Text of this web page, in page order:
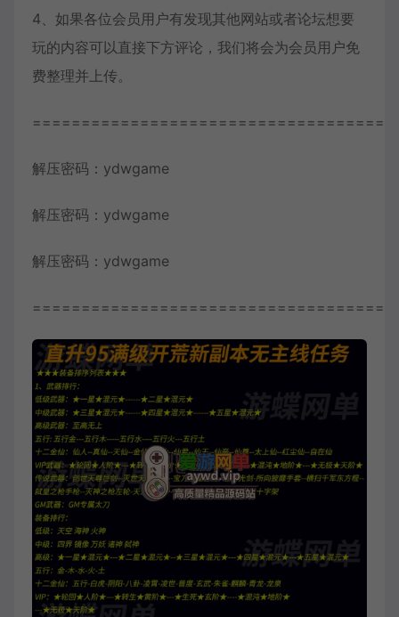
4、如果各位会员用户有发现其他网站或者论坛想要
玩的内容可以直接下方评论，我们将会为会员用户免
费整理并上传。
解压密码：ydwgame
解压密码：ydwgame
解压密码：ydwgame